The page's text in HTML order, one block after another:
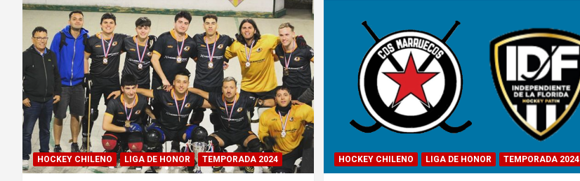
HOCKEY CHILENO LIGA DE HONOR TEMPORADA 2024 HOCKEY CHILENO LIGA DE HONOR TEMPORADA 2024